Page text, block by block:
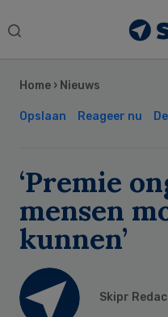
Search
Home › Nieuws
Opslaan Reageer nu
‘Premie
mensen
kunnen’
Skipr
Sidebar